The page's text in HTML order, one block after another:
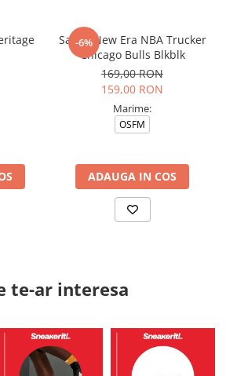
-6%
Sapca New Era NBA Trucker
Chicago Bulls Blkblk
169,00 RON
159,00 RON
Marime:
OSFM
ADAUGA IN COS
te-ar interesa